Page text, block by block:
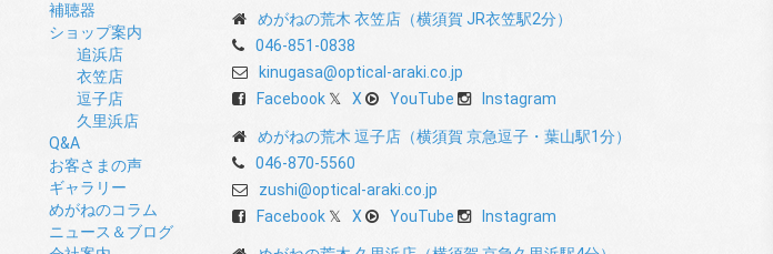
補聴器
ショップ案内
追浜店
衣笠店
逗子店
久里浜店
Q&A
お客さまの声
ギャラリー
めがねのコラム
ニュース＆ブログ
めがねの荒木 衣笠店（横須賀 JR衣笠駅2分）
046-851-0838
kinugasa@optical-araki.co.jp
Facebook
X YouTube Instagram
めがねの荒木 逗子店（横須賀 京急逗子・葉山駅1分）
046-870-5560
zushi@optical-araki.co.jp
Facebook
X YouTube Instagram